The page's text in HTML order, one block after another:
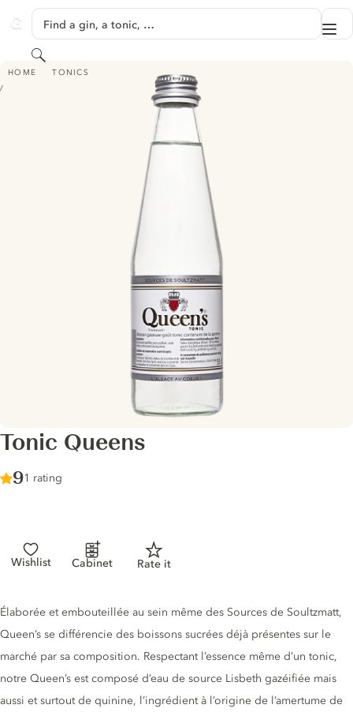
GINVENTORY
Find a gin, a tonic, …
Search
HOME TONICS
TONIC QUEENS
Tonic Queens
Score :
9/ 10
1 rating
Wishlist Cabinet Rate it
Tonic description
Élaborée et embouteillée au sein même des Sources de Soultzmatt,
Queen’s se différencie des boissons sucrées déjà présentes sur le
marché par sa composition. Respectant l’essence même d’un tonic,
notre Queen’s est composé d’eau de source Lisbeth gazéifiée mais
aussi et surtout de quinine, l’ingrédient à l’origine de l’amertume de